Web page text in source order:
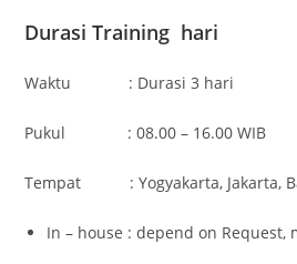
Durasi Training hari
Waktu : Durasi 3 hari
Pukul : 08.00 – 16.00 WIB
Tempat : Yogyakarta, Jakarta,
In – house : depend on Request,